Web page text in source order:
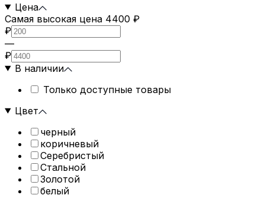
Цена
Самая высокая цена 4400 ₽
₽
—
₽
В наличии
Только доступные товары
Цвет
черный
коричневый
Серебристый
Стальной
Золотой
белый